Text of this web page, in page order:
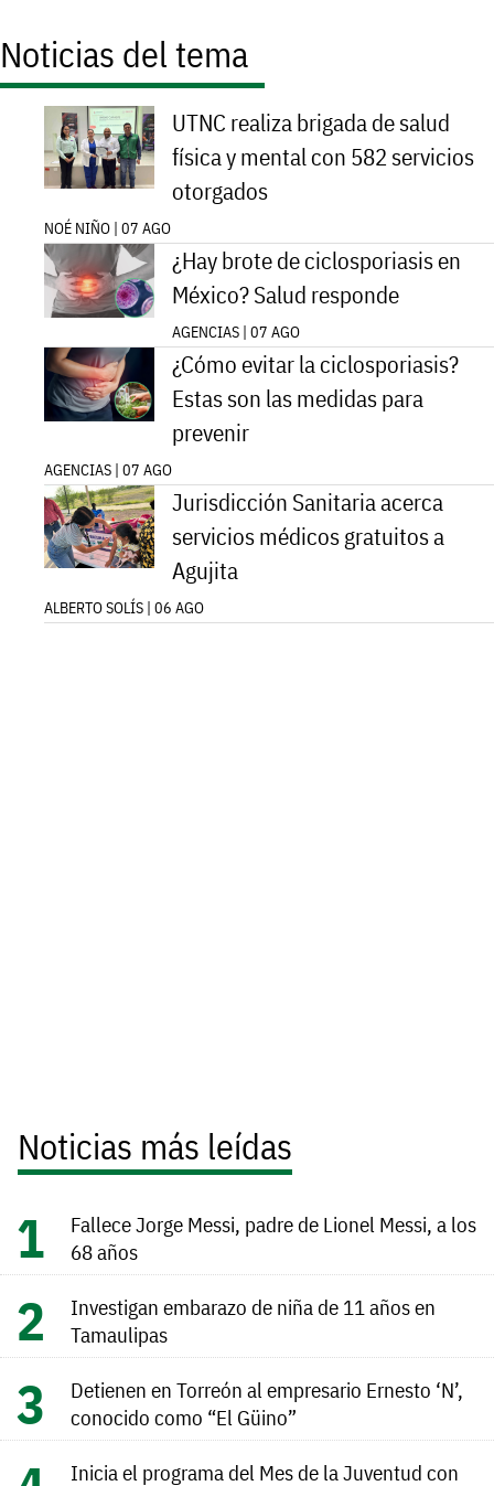
Noticias del tema
UTNC realiza brigada de salud
física y mental con 582 servicios
otorgados
NOÉ NIÑO | 07 AGO
¿Hay brote de ciclosporiasis en
México? Salud responde
AGENCIAS | 07 AGO
¿Cómo evitar la ciclosporiasis?
Estas son las medidas para
prevenir
AGENCIAS | 07 AGO
Jurisdicción Sanitaria acerca
servicios médicos gratuitos a
Agujita
ALBERTO SOLÍS | 06 AGO
Noticias más leídas
Fallece Jorge Messi, padre de Lionel Messi, a los
68 años
Investigan embarazo de niña de 11 años en
Tamaulipas
Detienen en Torreón al empresario Ernesto ‘N’,
conocido como “El Güino”
Inicia el programa del Mes de la Juventud con